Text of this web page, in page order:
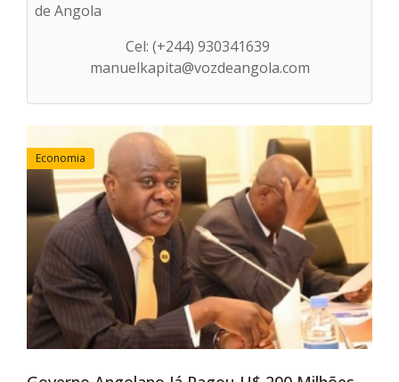
de Angola
Cel: (+244) 930341639
manuelkapita@vozdeangola.com
Economia